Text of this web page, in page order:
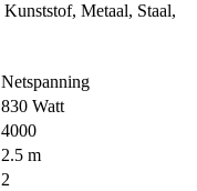
Kunststof, Metaal, Staal,
Netspanning
830 Watt
4000
2.5 m
2